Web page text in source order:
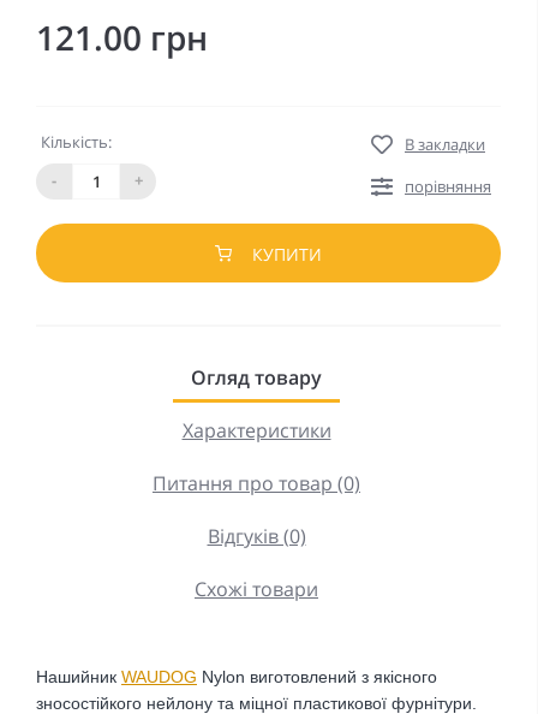
121.00 грн
Кількість:
-
+
В закладки
порівняння
КУПИТИ
Огляд товару
Характеристики
Питання про товар (0)
Відгуків (0)
Схожі товари
Нашийник WAUDOG Nylon виготовлений з якісного
зносостійкого нейлону та міцної пластикової фурнітури.